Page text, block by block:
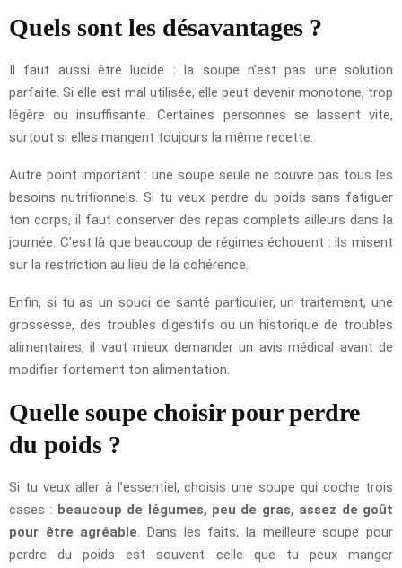
Quels sont les désavantages ?
Il faut aussi être lucide : la soupe n’est pas une solution
parfaite. Si elle est mal utilisée, elle peut devenir monotone, trop
légère ou insuffisante. Certaines personnes se lassent vite,
surtout si elles mangent toujours la même recette.
Autre point important : une soupe seule ne couvre pas tous les
besoins nutritionnels. Si tu veux perdre du poids sans fatiguer
ton corps, il faut conserver des repas complets ailleurs dans la
journée. C’est là que beaucoup de régimes échouent : ils misent
sur la restriction au lieu de la cohérence.
Enfin, si tu as un souci de santé particulier, un traitement, une
grossesse, des troubles digestifs ou un historique de troubles
alimentaires, il vaut mieux demander un avis médical avant de
modifier fortement ton alimentation.
Quelle soupe choisir pour perdre
du poids ?
Si tu veux aller à l’essentiel, choisis une soupe qui coche trois
cases : beaucoup de légumes, peu de gras, assez de goût
pour être agréable . Dans les faits, la meilleure soupe pour
perdre du poids est souvent celle que tu peux manger